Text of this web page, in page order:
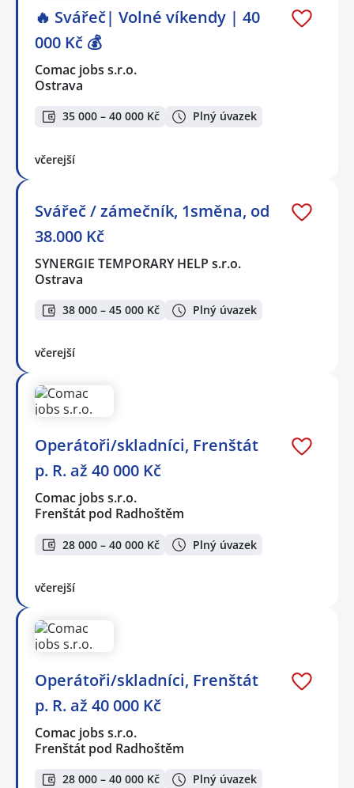
🔥 Svářeč| Volné víkendy | 40
000 Kč 💰
Comac jobs s.r.o.
Ostrava
35 000 – 40 000 Kč Plný úvazek
včerejší
Svářeč / zámečník, 1směna, od
38.000 Kč
SYNERGIE TEMPORARY HELP s.r.o.
Ostrava
38 000 – 45 000 Kč Plný úvazek
včerejší
Operátoři/skladníci, Frenštát
p. R. až 40 000 Kč
Comac jobs s.r.o.
Frenštát pod Radhoštěm
28 000 – 40 000 Kč Plný úvazek
včerejší
Operátoři/skladníci, Frenštát
p. R. až 40 000 Kč
Comac jobs s.r.o.
Frenštát pod Radhoštěm
28 000 – 40 000 Kč Plný úvazek